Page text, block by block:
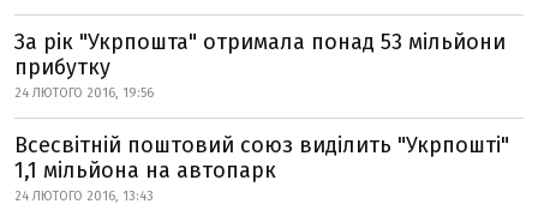
За рік "Укрпошта" отримала понад 53 мільйони
прибутку
24 ЛЮТОГО 2016, 19:56
Всесвітній поштовий союз виділить "Укрпошті"
1,1 мільйона на автопарк
24 ЛЮТОГО 2016, 13:43